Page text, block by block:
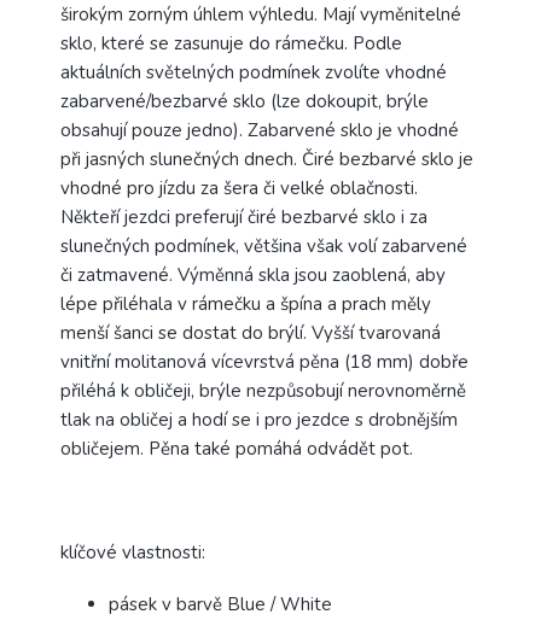
širokým zorným úhlem výhledu. Mají vyměnitelné
sklo, které se zasunuje do rámečku. Podle
aktuálních světelných podmínek zvolíte vhodné
zabarvené/bezbarvé sklo (lze dokoupit, brýle
obsahují pouze jedno). Zabarvené sklo je vhodné
při jasných slunečných dnech. Čiré bezbarvé sklo je
vhodné pro jízdu za šera či velké oblačnosti.
Někteří jezdci preferují čiré bezbarvé sklo i za
slunečných podmínek, většina však volí zabarvené
či zatmavené. Výměnná skla jsou zaoblená, aby
lépe přiléhala v rámečku a špína a prach měly
menší šanci se dostat do brýlí. Vyšší tvarovaná
vnitřní molitanová vícevrstvá pěna (18 mm) dobře
přiléhá k obličeji, brýle nezpůsobují nerovnoměrně
tlak na obličej a hodí se i pro jezdce s drobnějším
obličejem. Pěna také pomáhá odvádět pot.
klíčové vlastnosti:
pásek v barvě Blue / White